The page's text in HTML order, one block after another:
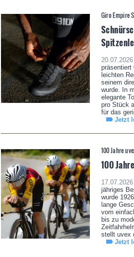
Giro Empire
präsentiert
leichten
seinem
wurde. In
elegante
pro Stück
für das
Jetzt
100 Jahre
100
jähriges
wurde
lange
vom
bis zu
stellt uvex
Jetzt